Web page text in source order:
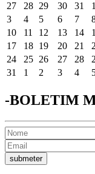
27
28 29 30 31 1
3
4 5 6 7
10
11 12 13 14
17
18 19 20 21
24
25 26 27 28
31
1 2 3 4
-BOLETIM